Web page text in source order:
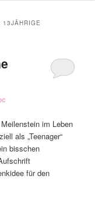
13JÄHRIGE
im Leben
als „Teenager“
bisschen
für den